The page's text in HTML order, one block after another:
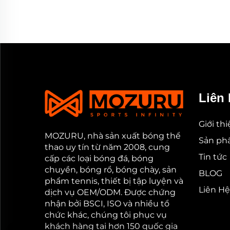
MOZURU, nhà sản xuất bóng thể
thao uy tín từ năm 2008, cung
cấp các loại bóng đá, bóng
chuyền, bóng rổ, bóng chày, sản
phẩm tennis, thiết bị tập luyện và
dịch vụ OEM/ODM. Được chứng
nhận bởi BSCI, ISO và nhiều tổ
chức khác, chúng tôi phục vụ
khách hàng tại hơn 150 quốc gia
Liên
Giới
Sản
Tin tức
BLOG
Liên